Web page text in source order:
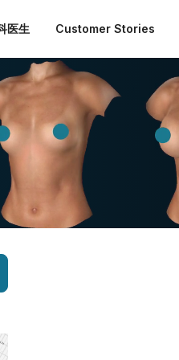
医生 Customer Stories